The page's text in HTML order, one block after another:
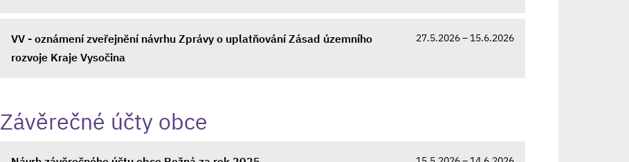
VV - oznámení zveřejnění návrhu Zprávy o uplatňování Zásad územního
rozvoje Kraje Vysočina
27.5.2026 – 15.6.2026
Závěrečné účty obce